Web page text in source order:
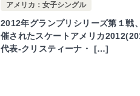
アメリカ：女子シングル
2012年グランプリシリーズ第１戦
催されたスケートアメリカ
代表-クリスティーナ・ […]